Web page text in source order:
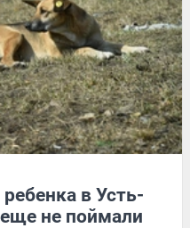
в Усть-
не поймали